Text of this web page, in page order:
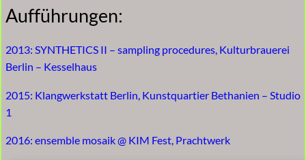
Aufführungen:
2013: SYNTHETICS II – sampling procedures, Kulturbrauerei
Berlin – Kesselhaus
2015: Klangwerkstatt Berlin, Kunstquartier Bethanien – Studio
1
2016: ensemble mosaik @ KIM Fest, Prachtwerk